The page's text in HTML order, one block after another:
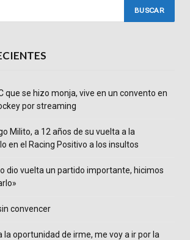
que se hizo monja, vive en un convento en
por streaming
Milito, a 12 años de su vuelta a la
en el Racing Positivo a los insultos
dio vuelta un partido importante, hicimos
convencer
la oportunidad de irme, me voy a ir por la